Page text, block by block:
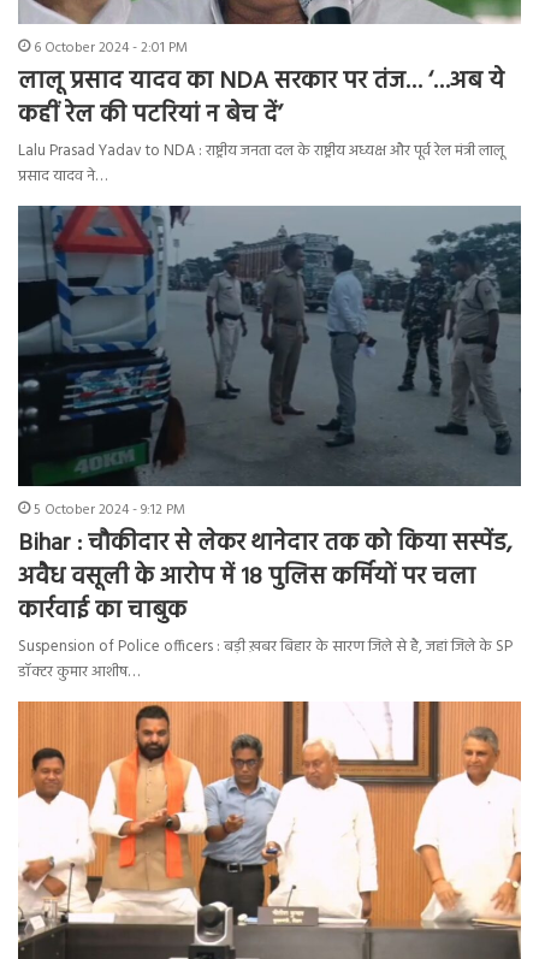
6 October 2024 - 2:01 PM
लालू प्रसाद यादव का NDA सरकार पर तंज… ‘…अब ये
कहीं रेल की पटरियां न बेच दें’
Lalu Prasad Yadav to NDA : राष्ट्रीय जनता दल के राष्ट्रीय अध्यक्ष और पूर्व रेल मंत्री लालू
प्रसाद यादव ने…
5 October 2024 - 9:12 PM
Bihar : चौकीदार से लेकर थानेदार तक को किया सस्पेंड,
अवैध वसूली के आरोप में 18 पुलिस कर्मियों पर चला
कार्रवाई का चाबुक
Suspension of Police officers : बड़ी ख़बर बिहार के सारण जिले से है, जहां जिले के SP
डॉक्टर कुमार आशीष…